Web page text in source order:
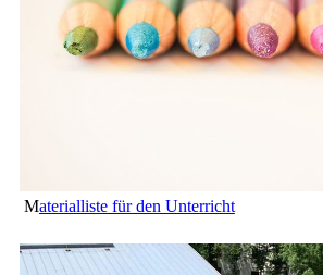
Materialliste für den Unterricht